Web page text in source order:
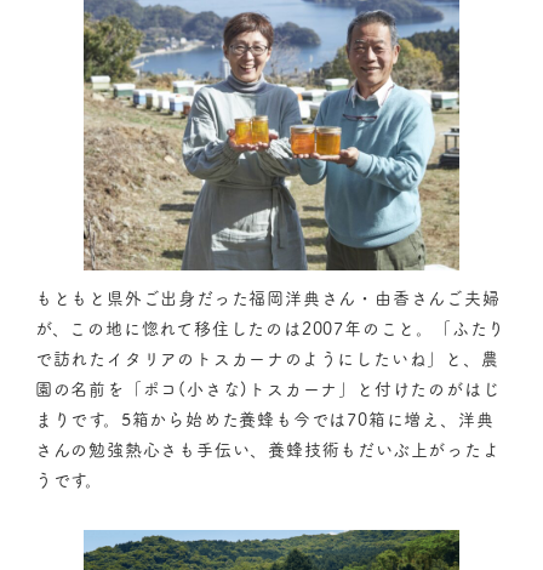
もともと県外ご出身だった福岡洋典さん・由香さんご夫婦
が、この地に惚れて移住したのは2007年のこと。「ふたり
で訪れたイタリアのトスカーナのようにしたいね」と、農
園の名前を「ポコ(小さな)トスカーナ」と付けたのがはじ
まりです。5箱から始めた養蜂も今では70箱に増え、洋典
さんの勉強熱心さも手伝い、養蜂技術もだいぶ上がったよ
うです。